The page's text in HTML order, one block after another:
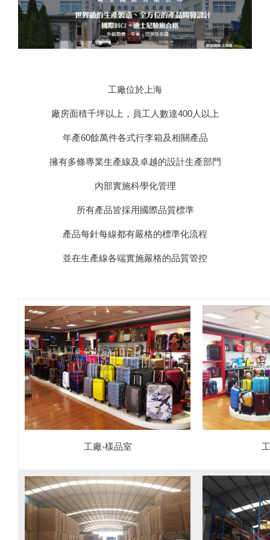
工廠位於上海
廠房面積千坪以上，員工人數達400人以上
年產60餘萬件各式行李箱及相關產品
擁有多條專業生產線及卓越的設計生產部門
內部實施科學化管理
所有產品皆採用國際品質標準
產品每針每線都有嚴格的標準化流程
並在生產線各端實施嚴格的品質管控
工廠-樣品室